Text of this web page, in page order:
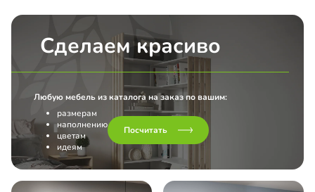
Сделаем красиво
Любую мебель из каталога на заказ по вашим:
размерам
наполнению
цветам
идеям
Посчитать